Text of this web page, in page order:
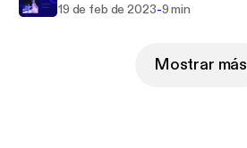
19 de feb de 2023-9 min
Mostrar más